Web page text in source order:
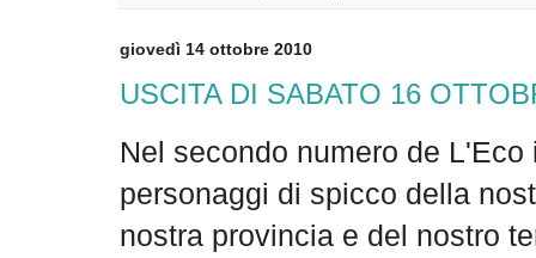
giovedì 14 ottobre 2010
USCITA DI SABATO 16
Nel secondo numero de L'Eco
personaggi di spicco della
nostra provincia e del nostro